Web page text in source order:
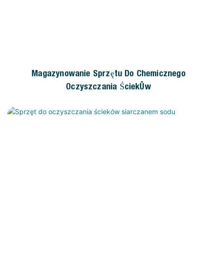
Magazynowanie Sprzętu Do Chemicznego
Oczyszczania Ścieków